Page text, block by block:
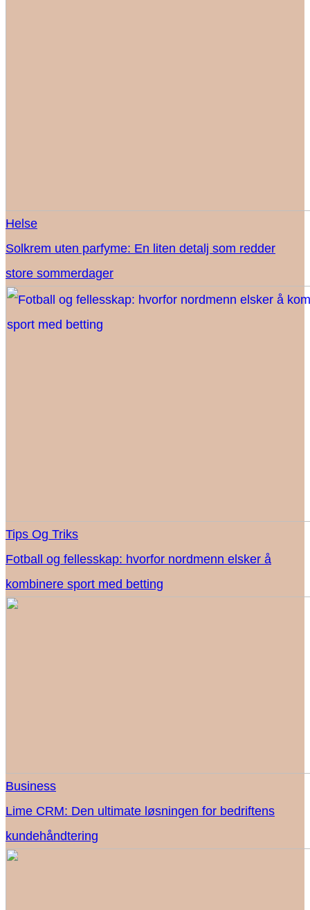
Helse
Solkrem uten parfyme: En liten detalj som redder
store sommerdager
Tips Og Triks
Fotball og fellesskap: hvorfor nordmenn elsker å
kombinere sport med betting
Business
Lime CRM: Den ultimate løsningen for bedriftens
kundehåndtering